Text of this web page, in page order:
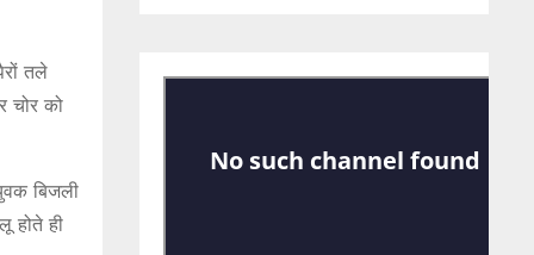
तले
चोर को
बिजली
होते ही